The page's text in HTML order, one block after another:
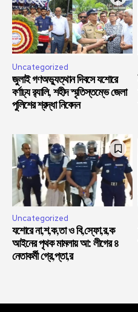
Uncategorized
জুলাই গণঅভ্যুত্থান দিবসে যশোরে
বর্ণাঢ্য র‍্যালি, শহীদ স্মৃতিস্তম্ভে জেলা
পুলিশের শ্রদ্ধা নিবেদন
Uncategorized
যশোরে না,শ,ক,তা ও বি,স্ফো,র,ক
আইনের পৃথক মামলায় আ: লীগের ৪
নেতাকর্মী গ্রে,প্তা,র